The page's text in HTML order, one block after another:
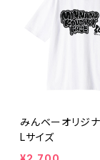
みんベーオリジ
Lサイズ